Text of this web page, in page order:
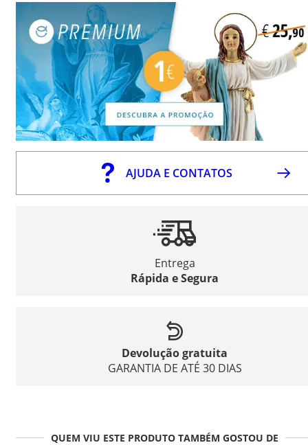
AJUDA E CONTATOS
Entrega
Rápida e Segura
Devolução gratuita
GARANTIA DE ATÉ 30 DIAS
QUEM VIU ESTE PRODUTO TAMBÉM GOSTOU DE